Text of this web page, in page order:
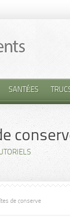
SANTÉES
de conserve